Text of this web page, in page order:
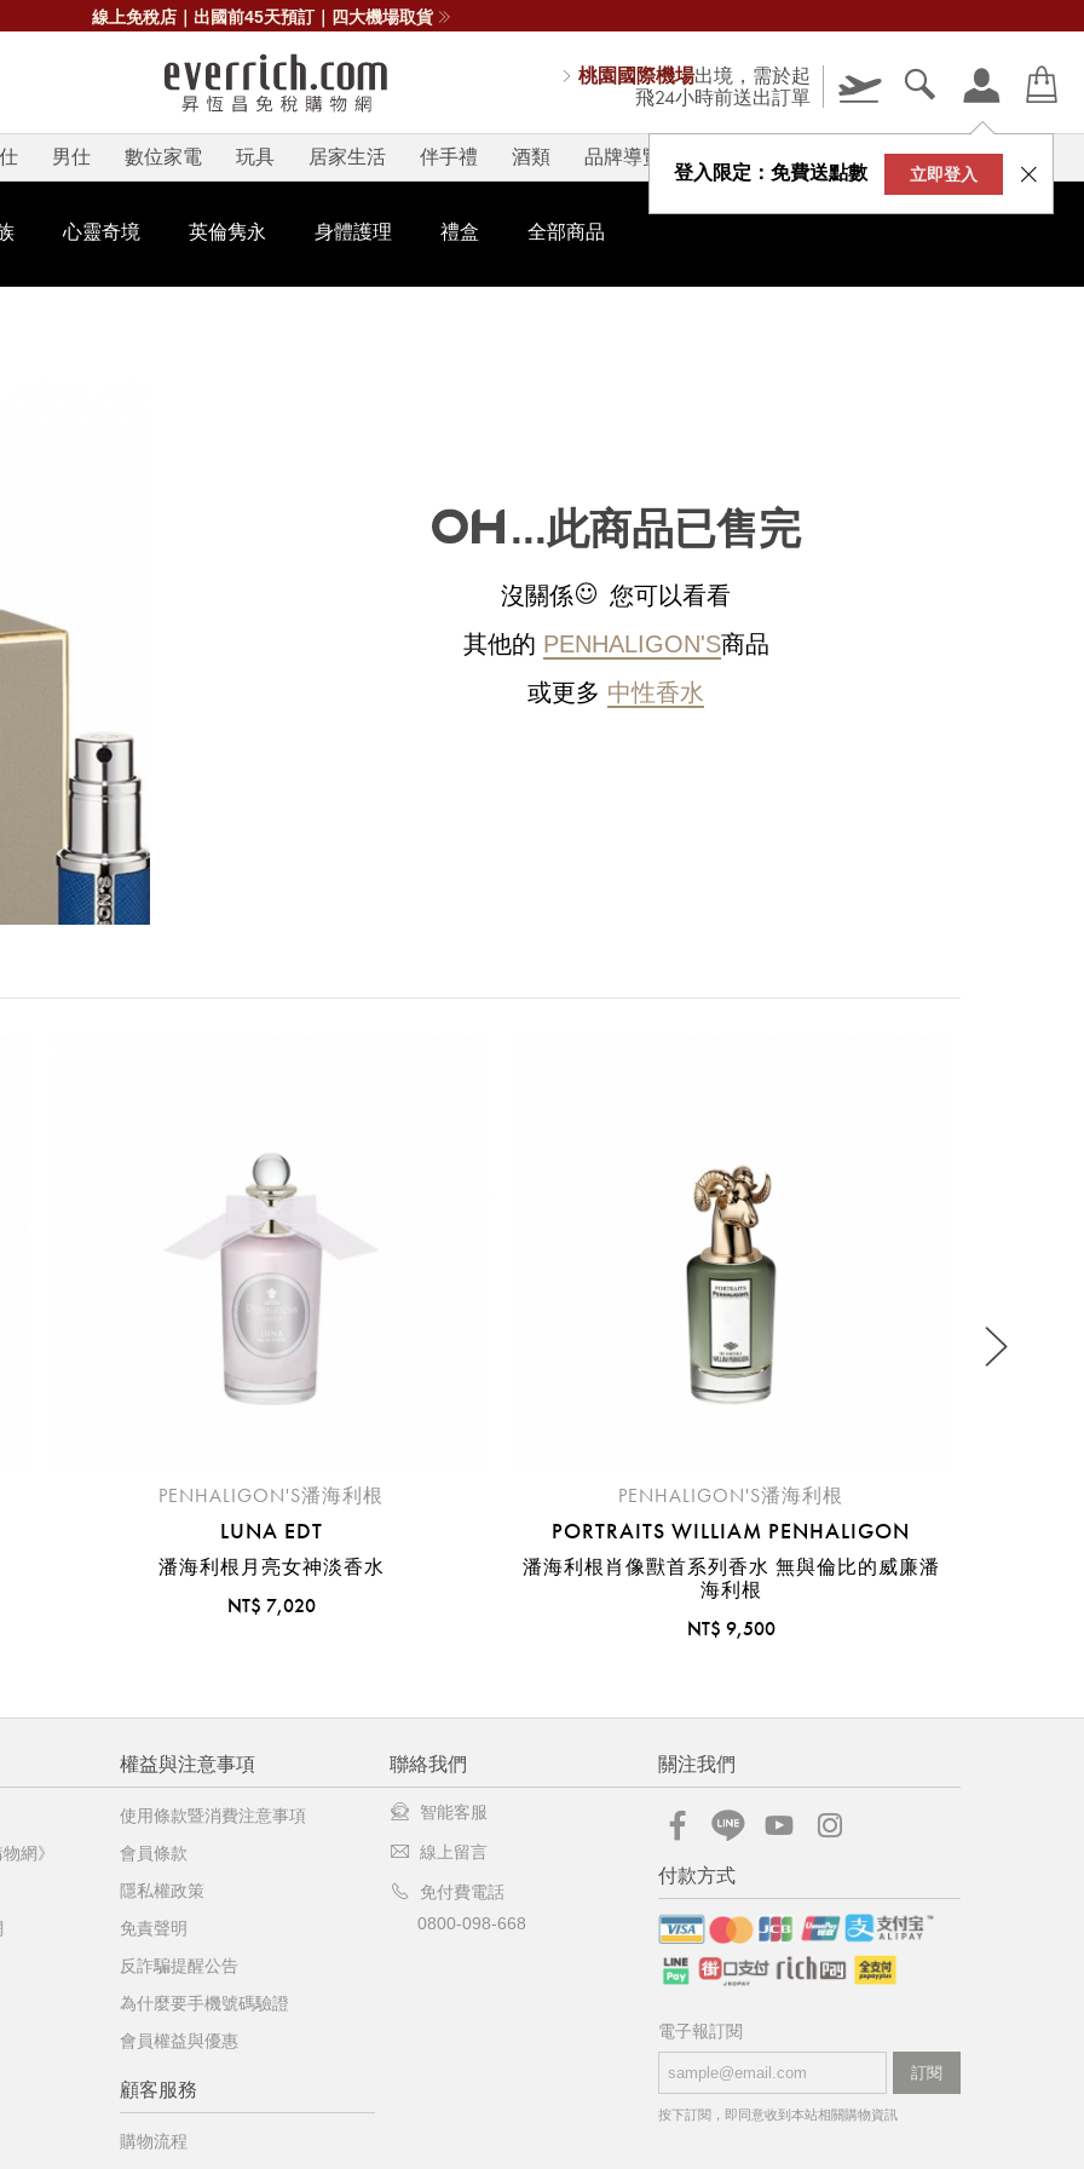
線上免稅店｜出國前45天預訂｜四大機場取貨
桃園國際機場出境，需於起
飛24小時前送出訂單
登入限定：免費送點數 立即登入
男仕 數位家電 玩具 居家生活 伴手禮 酒類 品牌導覽 V-STORY
心靈奇境 英倫隽永 身體護理 禮盒 全部商品
國際線出境旅客
使用
場的下單時間皆不相同，細節或訂購流程指引，請瀏覽
...此商品已售完
沒關係
您可以看看
其他的 PENHALIGON'S商品
或更多 中性香水
PENHALIGON'S潘海利根
LUNA EDT
潘海利根月亮女神淡香水
NT$ 7,020
PENHALIGON'S潘海利根
PORTRAITS WILLIAM PENHALIGON
潘海利根肖像獸首系列香水 無與倫比的威廉潘
海利根
NT$ 9,500
網》
權益與注意事項
使用條款暨消費注意事項
會員條款
隱私權政策
免責聲明
反詐騙提醒公告
為什麼要手機號碼驗證
會員權益與優惠
顧客服務
購物流程
聯絡我們
智能客服
線上留言
免付費電話
0800-098-668
關注我們
付款方式
電子報訂閱
訂閱
按下訂閱，即同意收到本站相關購物資訊